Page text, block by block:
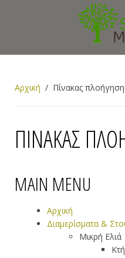
Αρχική Πίνακας
ΠΊΝΑΚΑΣ
MAIN MENU
Αρχική
Διαμερίσματα &
Μικρή Ελιά